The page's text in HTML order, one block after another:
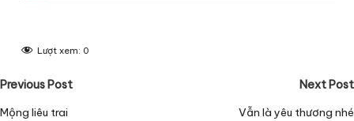
Lượt xem: 0
Post
navigation
Previous Post
Mộng liêu trai
Next Post
Vẫn là yêu thương nhé